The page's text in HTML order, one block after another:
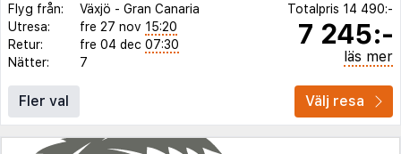
Flyg från: Växjö - Gran Canaria
Utresa:
fre 27 nov 15:20
Retur:
fre 04 dec 07:30
Nätter:
7
Totalpris 14 490:-
7 245:-
läs mer
Fler val Välj resa